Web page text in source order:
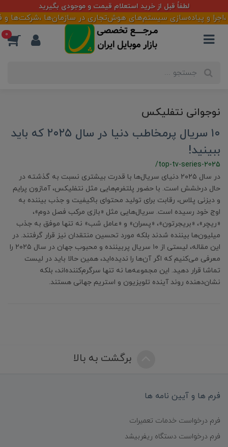
لطفاً قبل از خرید استعلام قیمت و موجودی بگیرید
و پیاده‌سازی سیستم‌های هوش‌تجاری در سازمان‌ها ،شرکت‌ها و
0
نوجوانی نتفلیکس
۱۰ سریال پرمخاطب دنیا در سال ۲۰۲۵ که باید
ببینید!
/top-tv-series-2025
در سال ۲۰۲۵ دنیای سریال‌ها با قدرت بیشتری نسبت به گذشته در
حال درخشش است. با حضور پلتفرم‌هایی مثل نتفلیکس، آمازون پرایم
و دیزنی پلاس، رقابت برای تولید محتوای باکیفیت و جذب بیننده به
اوج خود رسیده است. سریال‌هایی مثل «بازی مرکب فصل دوم»،
«ریچر»، «بریجرتون»، «پسران» و «عامل شب» نه تنها موفق به جذب
میلیون‌ها بیننده شدند بلکه مورد تحسین منتقدان نیز قرار گرفتند. در
این مقاله، لیستی از ۱۰ سریال پربیننده و محبوب جهان در سال ۲۰۲۵ را
معرفی می‌کنیم که اگر آن‌ها را ندیده‌اید، همین حالا باید در لیست
تماشا قرار دهید. این مجموعه‌ها نه تنها سرگرم‌کننده‌اند، بلکه
نشان‌دهنده روند آینده تلویزیون و استریم جهانی هستند.
برگشت به بالا
فرم ها و آیین نامه ها
فرم درخواست خدمات تعمیرات
فرم درخواست دستگاه ریفربیشد